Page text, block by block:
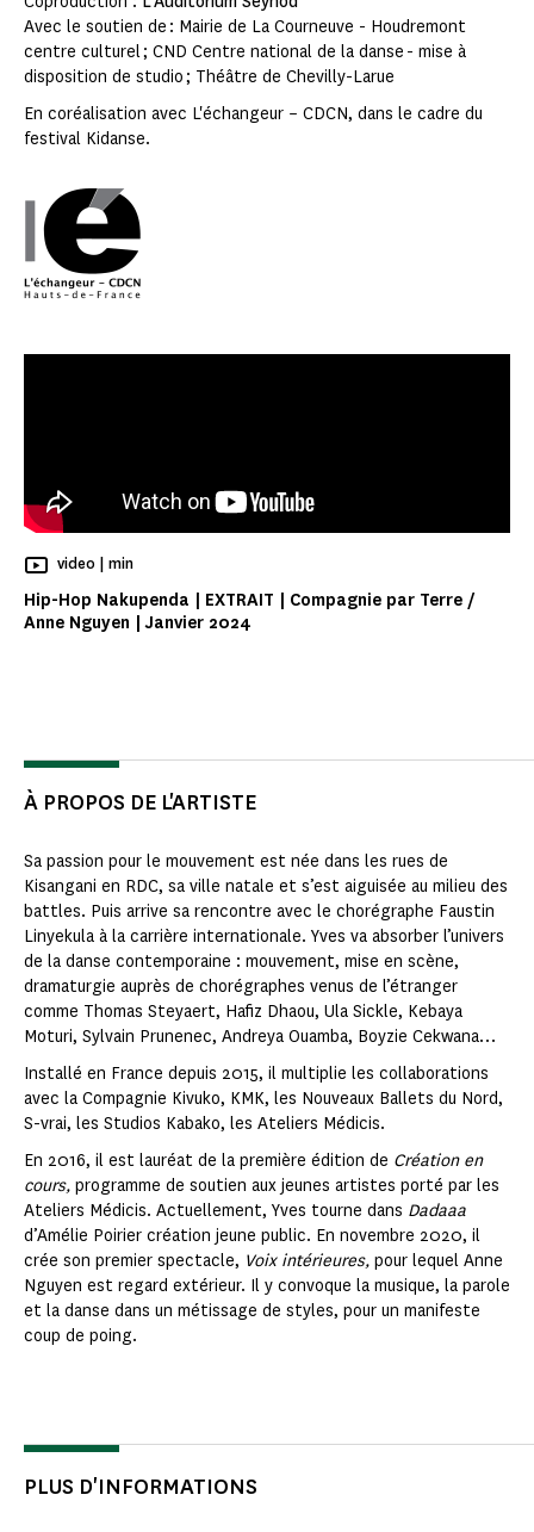
Avec le soutien de : Mairie de La Courneuve - Houdremont
centre culturel ; CND Centre national de la danse - mise à
disposition de studio ; Théâtre de Chevilly-Larue
En coréalisation avec L'échangeur – CDCN, dans le cadre du
festival Kidanse.
Hip-Hop Nakupenda | EXTRAIT | Compagnie par Terre /
Anne Nguyen | Janvier 2024
video | Temps de Lecture
min
À PROPOS DE L'ARTISTE
Sa passion pour le mouvement est née dans les rues de
Kisangani en RDC, sa ville natale et s’est aiguisée au milieu des
battles. Puis arrive sa rencontre avec le chorégraphe Faustin
Linyekula à la carrière internationale. Yves va absorber l’univers
de la danse contemporaine : mouvement, mise en scène,
dramaturgie auprès de chorégraphes venus de l’étranger
comme Thomas Steyaert, Hafiz Dhaou, Ula Sickle, Kebaya
Moturi, Sylvain Prunenec, Andreya Ouamba, Boyzie Cekwana…
Installé en France depuis 2015, il multiplie les collaborations
avec la Compagnie Kivuko, KMK, les Nouveaux Ballets du Nord,
S-vrai, les Studios Kabako, les Ateliers Médicis.
En 2016, il est lauréat de la première édition de Création en
cours, programme de soutien aux jeunes artistes porté par les
Ateliers Médicis. Actuellement, Yves tourne dans Dadaaa
d’Amélie Poirier création jeune public. En novembre 2020, il
crée son premier spectacle, Voix intérieures, pour lequel Anne
Nguyen est regard extérieur. Il y convoque la musique, la parole
et la danse dans un métissage de styles, pour un manifeste
coup de poing.
PLUS D'INFORMATIONS